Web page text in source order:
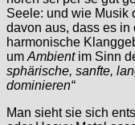
Seele: und wie Musik
davon aus, dass es
harmonische
um Ambientim Sinn
sphärische, sanfte,
dominieren“
Man sieht sie sich